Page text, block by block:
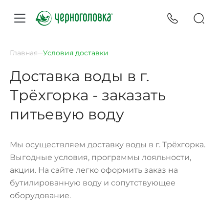
Главная Условия доставки
Доставка воды в г.
Трёхгорка - заказать
питьевую воду
Мы осуществляем доставку воды в г. Трёхгорка.
Выгодные условия, программы лояльности,
акции. На сайте легко оформить заказ на
бутилированную воду и сопутствующее
оборудование.